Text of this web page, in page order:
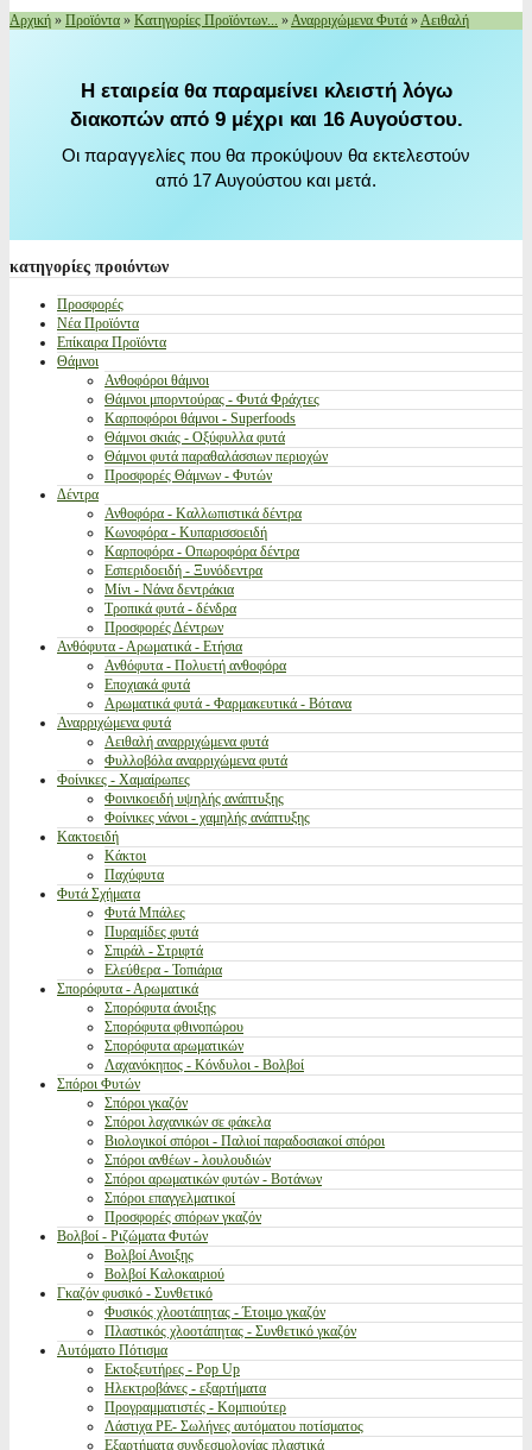
Αρχική » Προϊόντα » Κατηγορίες Προϊόντων... »Αναρριχώμενα Φυτά »Αειθαλή
Η εταιρεία θα παραμείνει κλειστή λόγω
διακοπών από 9 μέχρι και 16 Αυγούστου.
Οι παραγγελίες που θα προκύψουν θα εκτελεστούν
από 17 Αυγούστου και μετά.
κατηγορίες προιόντων
Προσφορές
Νέα Προϊόντα
Επίκαιρα Προϊόντα
Θάμνοι
Ανθοφόροι θάμνοι
Θάμνοι μπορντούρας - Φυτά Φράχτες
Καρποφόροι θάμνοι - Superfoods
Θάμνοι σκιάς - Οξύφυλλα φυτά
Θάμνοι φυτά παραθαλάσσιων περιοχών
Προσφορές Θάμνων - Φυτών
Δέντρα
Ανθοφόρα - Καλλωπιστικά δέντρα
Κωνοφόρα - Κυπαρισσοειδή
Καρποφόρα - Οπωροφόρα δέντρα
Εσπεριδοειδή - Ξυνόδεντρα
Μίνι - Νάνα δεντράκια
Τροπικά φυτά - δένδρα
Προσφορές Δέντρων
Ανθόφυτα - Αρωματικά - Ετήσια
Ανθόφυτα - Πολυετή ανθοφόρα
Εποχιακά φυτά
Αρωματικά φυτά - Φαρμακευτικά - Βότανα
Αναρριχώμενα φυτά
Αειθαλή αναρριχώμενα φυτά
Φυλλοβόλα αναρριχώμενα φυτά
Φοίνικες - Χαμαίρωπες
Φοινικοειδή υψηλής ανάπτυξης
Φοίνικες νάνοι - χαμηλής ανάπτυξης
Κακτοειδή
Κάκτοι
Παχύφυτα
Φυτά Σχήματα
Φυτά Μπάλες
Πυραμίδες φυτά
Σπιράλ - Στριφτά
Ελεύθερα - Τοπιάρια
Σπορόφυτα - Αρωματικά
Σπορόφυτα άνοιξης
Σπορόφυτα φθινοπώρου
Σπορόφυτα αρωματικών
Λαχανόκηπος - Κόνδυλοι - Βολβοί
Σπόροι Φυτών
Σπόροι γκαζόν
Σπόροι λαχανικών σε φάκελα
Βιολογικοί σπόροι - Παλιοί παραδοσιακοί σπόροι
Σπόροι ανθέων - λουλουδιών
Σπόροι αρωματικών φυτών - Βοτάνων
Σπόροι επαγγελματικοί
Προσφορές σπόρων γκαζόν
Βολβοί - Ριζώματα Φυτών
Βολβοί Ανοιξης
Βολβοί Καλοκαιριού
Γκαζόν φυσικό - Συνθετικό
Φυσικός χλοοτάπητας - Έτοιμο γκαζόν
Πλαστικός χλοοτάπητας - Συνθετικό γκαζόν
Αυτόματο Πότισμα
Εκτοξευτήρες - Pop Up
Ηλεκτροβάνες - εξαρτήματα
Προγραμματιστές - Κομπιούτερ
Λάστιχα PE- Σωλήνες αυτόματου ποτίσματος
Εξαρτήματα συνδεσμολογίας πλαστικά